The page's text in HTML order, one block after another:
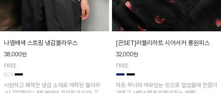
나염배색 스트링 냉감블라우스
38,000원
FREE
시원하고 쾌적한 냉감 소재로 제작된 블라우
[끈SET]러블리하트 시어서커 롱원피스
32,000원
FREE
하트 무늬와 여유있는 핏으로 입었을때 한층더